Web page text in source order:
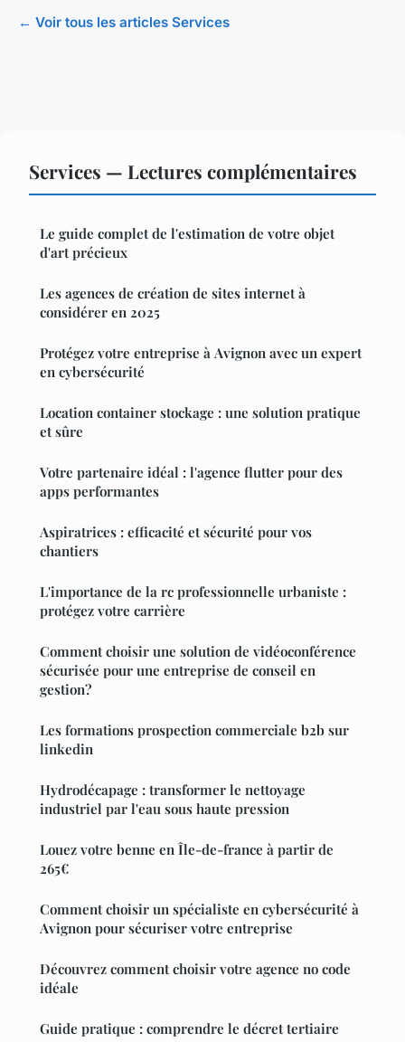
← Voir tous les articles Services
Services — Lectures complémentaires
Le guide complet de l'estimation de votre objet
d'art précieux
Les agences de création de sites internet à
considérer en 2025
Protégez votre entreprise à Avignon avec un expert
en cybersécurité
Location container stockage : une solution pratique
et sûre
Votre partenaire idéal : l'agence flutter pour des
apps performantes
Aspiratrices : efficacité et sécurité pour vos
chantiers
L'importance de la rc professionnelle urbaniste :
protégez votre carrière
Comment choisir une solution de vidéoconférence
sécurisée pour une entreprise de conseil en
gestion?
Les formations prospection commerciale b2b sur
linkedin
Hydrodécapage : transformer le nettoyage
industriel par l'eau sous haute pression
Louez votre benne en Île-de-france à partir de
265€
Comment choisir un spécialiste en cybersécurité à
Avignon pour sécuriser votre entreprise
Découvrez comment choisir votre agence no code
idéale
Guide pratique : comprendre le décret tertiaire